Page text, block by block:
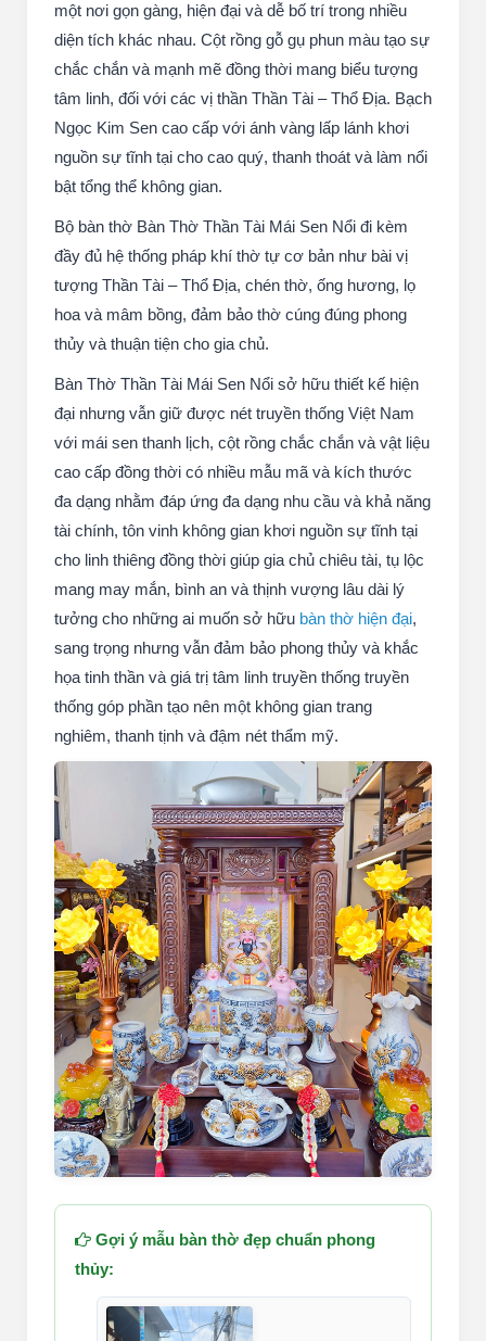
một nơi gọn gàng, hiện đại và dễ bố trí trong nhiều
diện tích khác nhau. Cột rồng gỗ gụ phun màu tạo sự
chắc chắn và mạnh mẽ đồng thời mang biểu tượng
tâm linh, đối với các vị thần Thần Tài – Thổ Địa. Bạch
Ngọc Kim Sen cao cấp với ánh vàng lấp lánh khơi
nguồn sự tĩnh tại cho cao quý, thanh thoát và làm nổi
bật tổng thể không gian.
Bộ bàn thờ Bàn Thờ Thần Tài Mái Sen Nổi đi kèm
đầy đủ hệ thống pháp khí thờ tự cơ bản như bài vị
tượng Thần Tài – Thổ Địa, chén thờ, ống hương, lọ
hoa và mâm bồng, đảm bảo thờ cúng đúng phong
thủy và thuận tiện cho gia chủ.
Bàn Thờ Thần Tài Mái Sen Nổi sở hữu thiết kế hiện
đại nhưng vẫn giữ được nét truyền thống Việt Nam
với mái sen thanh lịch, cột rồng chắc chắn và vật liệu
cao cấp đồng thời có nhiều mẫu mã và kích thước
đa dạng nhằm đáp ứng đa dạng nhu cầu và khả năng
tài chính, tôn vinh không gian khơi nguồn sự tĩnh tại
cho linh thiêng đồng thời giúp gia chủ chiêu tài, tụ lộc
mang may mắn, bình an và thịnh vượng lâu dài lý
tưởng cho những ai muốn sở hữu bàn thờ hiện đại,
sang trọng nhưng vẫn đảm bảo phong thủy và khắc
họa tinh thần và giá trị tâm linh truyền thống truyền
thống góp phần tạo nên một không gian trang
nghiêm, thanh tịnh và đậm nét thẩm mỹ.
Gợi ý mẫu bàn thờ đẹp chuẩn phong
thủy: